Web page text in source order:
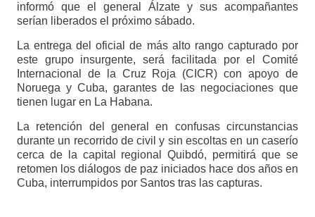
informó que el general Álzate y sus acompañantes
serían liberados el próximo sábado.
La entrega del oficial de más alto rango capturado por
este grupo insurgente, será facilitada por el Comité
Internacional de la Cruz Roja (CICR) con apoyo de
Noruega y Cuba, garantes de las negociaciones que
tienen lugar en La Habana.
La retención del general en confusas circunstancias
durante un recorrido de civil y sin escoltas en un caserío
cerca de la capital regional Quibdó, permitirá que se
retomen los diálogos de paz iniciados hace dos años en
Cuba, interrumpidos por Santos tras las capturas.